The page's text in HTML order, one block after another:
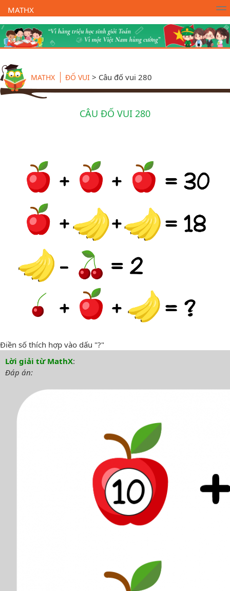
MATHX
Trường Toán Online MATHX Học toán - Lớp 1
MATHX ĐỐ VUI > Câu đố vui 280
CÂU ĐỐ VUI 280
Điền số thích hợp vào dấu "?"
Lời giải từ MathX:
Đáp án: